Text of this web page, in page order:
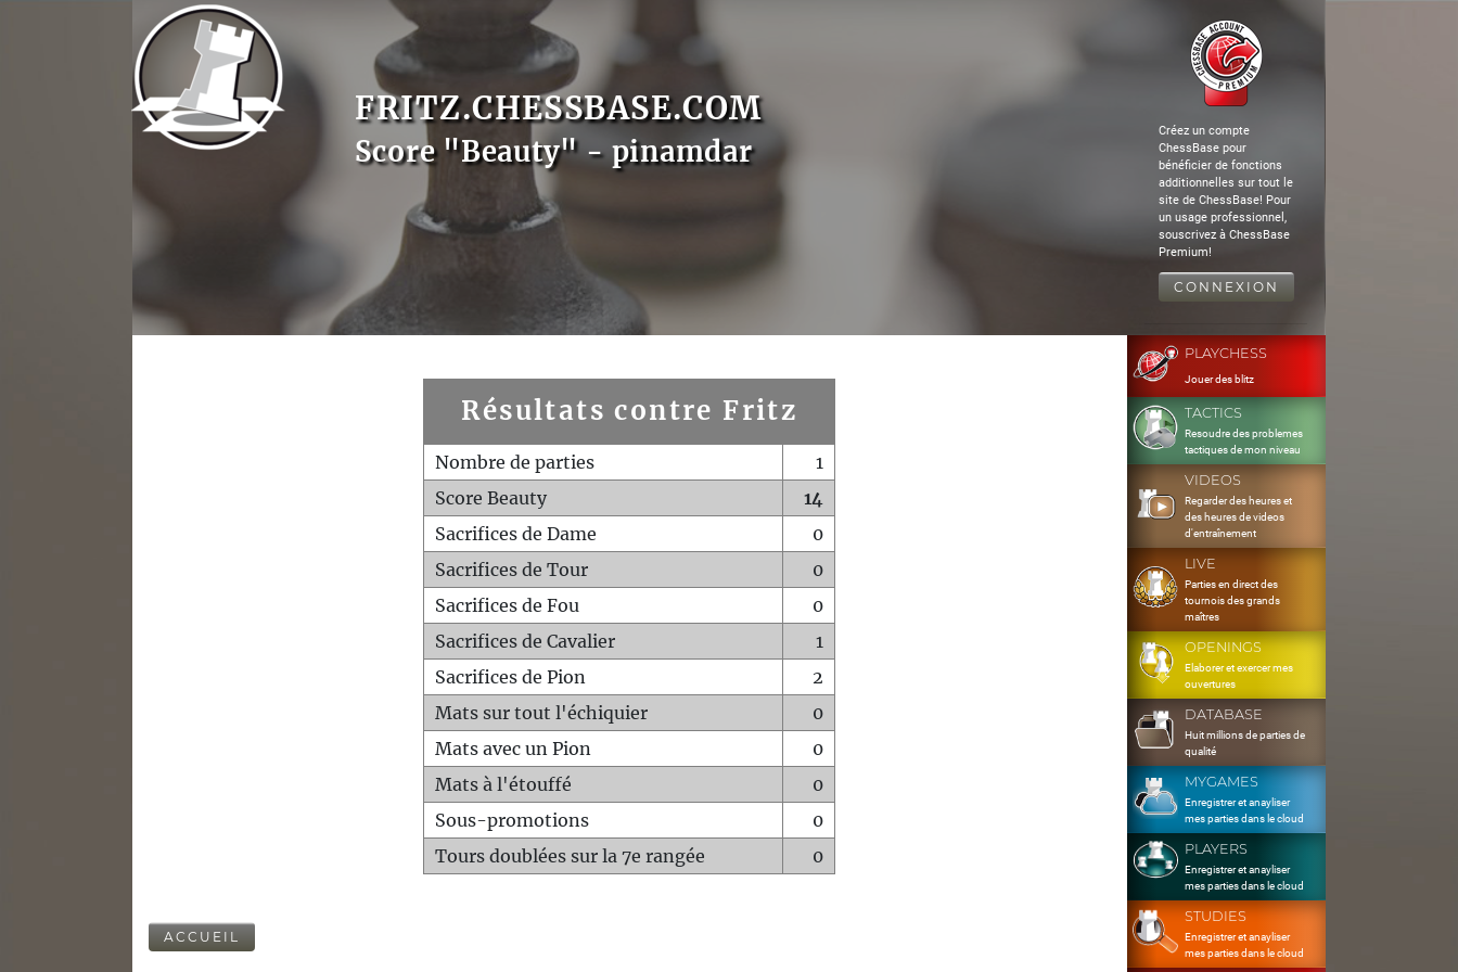
FRITZ.CHESSBASE.COM
Score "Beauty" - pinamdar
Créez un compte
ChessBase pour
bénéficier de fonctions
additionnelles sur tout le
site de ChessBase! Pour
un usage professionnel,
souscrivez à ChessBase
Premium!
CONNEXION
Résultats contre Fritz
Nombre de parties
1
Score Beauty
14
Sacrifices de Dame
0
Sacrifices de Tour
0
Sacrifices de Fou
0
Sacrifices de Cavalier
1
Sacrifices de Pion
2
Mats sur tout l'échiquier
0
Mats avec un Pion
0
Mats à l'étouffé
0
Sous-promotions
0
Tours doublées sur la 7e rangée
0
ACCUEIL
PLAYCHESS
Jouer des blitz
TACTICS
Resoudre des problemes
tactiques de mon niveau
VIDEOS
Regarder des heures et
des heures de videos
d'entraînement
LIVE
Parties en direct des
tournois des grands
maîtres
OPENINGS
Elaborer et exercer mes
ouvertures
DATABASE
Huit millions de parties de
qualité
MYGAMES
Enregistrer et anayliser
mes parties dans le cloud
PLAYERS
Enregistrer et anayliser
mes parties dans le cloud
STUDIES
Enregistrer et anayliser
mes parties dans le cloud